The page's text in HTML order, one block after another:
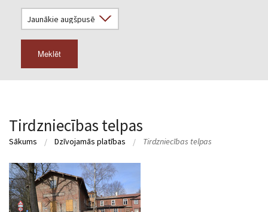
Meklēt
Tirdzniecības telpas
Sākums Dzīvojamās platības Tirdzniecības telpas